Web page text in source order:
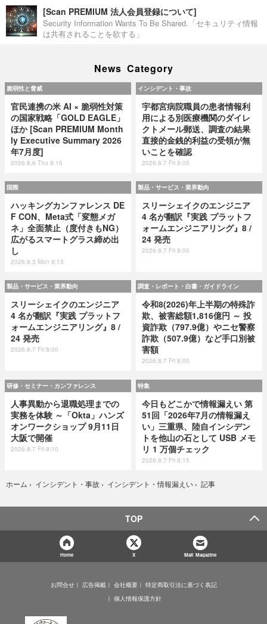
[Scan PREMIUM 法人会員登録について]
Security Information Wants To Be Shared.「セキュリティ情報
は共有されることを欲する」
News Category
脆弱性と脅威
官民連携の米 AI × 脆弱性対策
の国家戦略「GOLD EAGLE」
ほか [Scan PREMIUM Month
ly Executive Summary 2026
年7月度]
2026.8.6 Thu 8:15
インシデント・事故
宇都宮病院職員の患者情報利
用による別医療機関のダイレ
クトメール郵送、調査の結果
直接的金銭的利益の受領が無
いことを確認
2026.8.7 Fri 8:05
国際
ハッキングカンファレンス DE
F CON、Meta式「変態メガ
ネ」全面禁止（度付きもNG）
広がるスマートグラス締め出
し
2026.8.3 Mon 8:15
製品・サービス・業界動向
スリーシェイクのエンジニア
4 名が翻訳『実践 プラットフ
ォームエンジニアリング』8 /
24 発売
2026.8.7 Fri 8:00
製品・サービス・業界動向
スリーシェイクのエンジニア
4 名が翻訳『実践 プラットフ
ォームエンジニアリング』8 /
24 発売
2026.8.7 Fri 8:00
調査・レポート・白書・ガイドライン
令和8(2026)年上半期の特殊詐
欺、被害総額1,816億円 ～ 投
資詐欺（797.9億）やニセ警察
詐欺（507.9億）など手口別被
害額
2026.8.7 Fri 8:00
研修・セミナー・カンファレンス
人事異動から退職処理までの
実務を体験 ～「Okta」ハンズ
オンワークショップ 9月11日
大阪で開催
2026.8.7 Fri 8:10
特集
今日もどこかで情報漏えい 第
51回「2026年7月の情報漏え
い」三重県、陸自インシデン
トを他山の石として USB メモ
リ 1 万個チェック
2026.8.7 Fri 8:15
ホーム › インシデント・事故 › インシデント・情報漏えい › 記事
TOP
Home X Mail Magazine
お問合せ 広告掲載 会社概要
特定商取引法に基づく表記
個人情報保護方針